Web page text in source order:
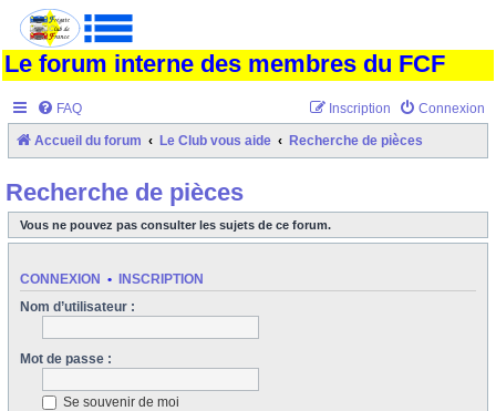
Le forum interne des membres du FCF
FAQ Connexion
Inscription
Accueil du forum Le Club vous aide Recherche de pièces
Recherche de pièces
Vous ne pouvez pas consulter les sujets de ce forum.
CONNEXION • INSCRIPTION
Nom d’utilisateur :
Mot de passe :
Se souvenir de moi